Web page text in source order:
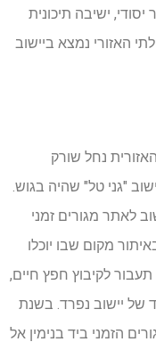
ישיבה תיכונית
האזורי נמצא ביישוב
נחל שורק
היישוב "גני טל" שהיה בגוש.
לאתר מגורים זמני
מקום שבו יוכלו
לקיבוץ חפץ חיים,
יישוב נפרד. בשנת
הזמני ביד בנימין אל